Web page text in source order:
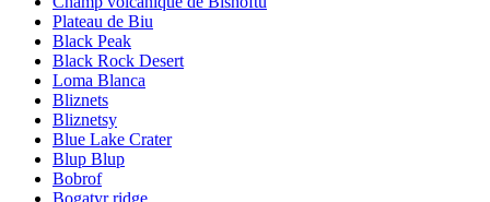
Plateau de Biu
Black Peak
Black Rock Desert
Loma Blanca
Bliznets
Bliznetsy
Blue Lake Crater
Blup Blup
Bobrof
Bogatyr ridge